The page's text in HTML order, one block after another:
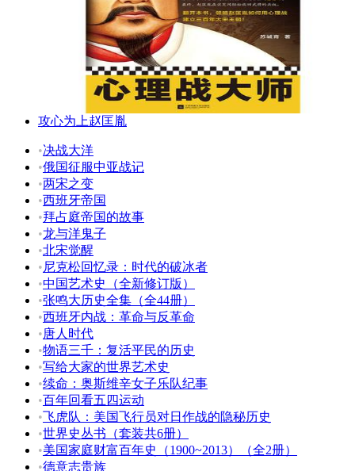
攻心为上赵匡胤
•决战大洋
•俄国征服中亚战记
•两宋之变
•西班牙帝国
•拜占庭帝国的故事
•龙与洋鬼子
•北宋觉醒
•尼克松回忆录：时代的破冰者
•中国艺术史（全新修订版）
•张鸣大历史全集（全44册）
•西班牙内战：革命与反革命
•唐人时代
•物语三千：复活平民的历史
•写给大家的世界艺术史
•续命：奥斯维辛女子乐队纪事
•百年回看五四运动
•飞虎队：美国飞行员对日作战的隐秘历史
•世界史丛书（套装共6册）
•美国家庭财富百年史（1900~2013）（全2册）
•德意志贵族